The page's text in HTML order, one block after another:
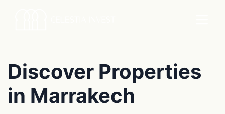
Discover Properties
in Marrakech